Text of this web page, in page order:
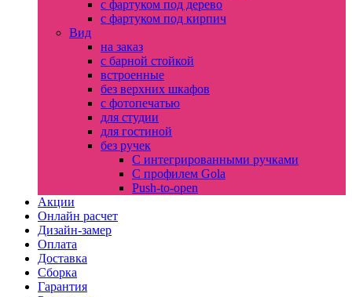
с фартуком под дерево
с фартуком под кирпич
Вид
на заказ
с барной стойкой
встроенные
без верхних шкафов
с фотопечатью
для студии
для гостиной
без ручек
С интегрированными ручками
С профилем Gola
Push-to-open
Акции
Онлайн расчет
Дизайн-замер
Оплата
Доставка
Сборка
Гарантия